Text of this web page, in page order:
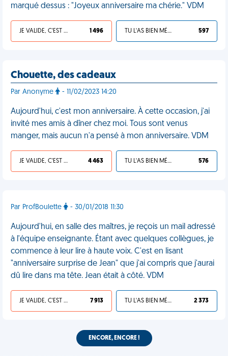
marqué dessus : "Joyeux anniversaire ma chérie." VDM
JE VALIDE, C'EST UNE VDM 1 496 TU L'AS BIEN MÉRITÉ 597
Chouette, des cadeaux
Par Anonyme - 11/02/2023 14:20
Aujourd'hui, c'est mon anniversaire. À cette occasion, j'ai
invité mes amis à dîner chez moi. Tous sont venus
manger, mais aucun n'a pensé à mon anniversaire. VDM
JE VALIDE, C'EST UNE VDM 4 463 TU L'AS BIEN MÉRITÉ 576
Par ProfBoulette - 30/01/2018 11:30
Aujourd'hui, en salle des maîtres, je reçois un mail adressé
à l'équipe enseignante. Étant avec quelques collègues, je
commence à leur lire à haute voix. C'est en lisant
"anniversaire surprise de Jean" que j'ai compris que j'aurai
dû lire dans ma tête. Jean était à côté. VDM
JE VALIDE, C'EST UNE VDM 7 913 TU L'AS BIEN MÉRITÉ 2 373
ENCORE, ENCORE !